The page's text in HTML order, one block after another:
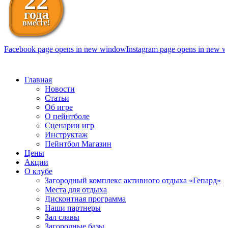
года
вместе!
Facebook page opens in new windowInstagram page opens in new
Главная
Новости
Статьи
Об игре
О пейнтболе
Сценарии игр
Инструктаж
Пейнтбол Магазин
Цены
Акции
О клубе
Загородный комплекс активного отдыха «Гепард»
Места для отдыха
Дисконтная программа
Наши партнеры
Зал славы
Загородные базы